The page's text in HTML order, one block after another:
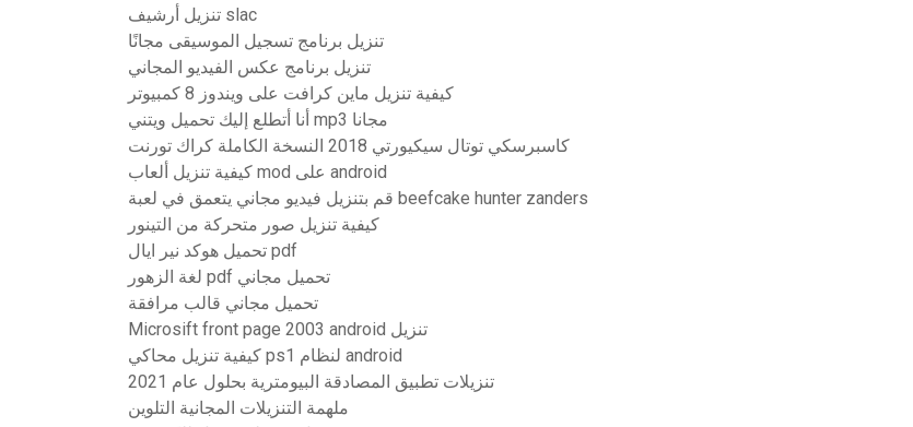
تنزيل أرشيف slac
تنزيل برنامج تسجيل الموسيقى مجانًا
تنزيل برنامج عكس الفيديو المجاني
كيفية تنزيل ماين كرافت على ويندوز 8 كمبيوتر
أنا أتطلع إليك تحميل ويتني mp3 مجانا
كاسبرسكي توتال سيكيورتي 2018 النسخة الكاملة كراك تورنت
كيفية تنزيل ألعاب mod على android
قم بتنزيل فيديو مجاني يتعمق في لعبة beefcake hunter zanders
كيفية تنزيل صور متحركة من التينور
تحميل هوكد نير ايال pdf
لغة الزهور pdf تحميل مجاني
تحميل مجاني قالب مرافقة
Microsift front page 2003 android تنزيل
كيفية تنزيل محاكي ps1 لنظام android
تنزيلات تطبيق المصادقة البيومترية بحلول عام 2021
ملهمة التنزيلات المجانية التلوين